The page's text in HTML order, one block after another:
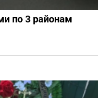
по 3 районам